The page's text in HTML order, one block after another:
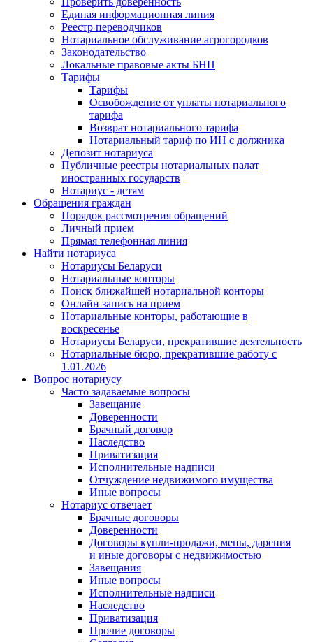
Единая информационная линия
Реестр переводчиков
Нотариальное обслуживание агрогородков
Законодательство
Локальные правовые акты БНП
Тарифы
Тарифы
Освобождение от уплаты нотариального
тарифа
Возврат нотариального тарифа
Нотариальный тариф по ИН с должника
Депозит нотариуса
Публичные реестры нотариальных палат
иностранных государств
Нотариус - детям
Обращения граждан
Порядок рассмотрения обращений
Личный прием
Прямая телефонная линия
Найти нотариуса
Нотариусы Беларуси
Нотариальные конторы
Поиск ближайшей нотариальной конторы
Онлайн запись на прием
Нотариальные конторы, работающие в
воскресенье
Нотариусы Беларуси, прекратившие деятельность
Нотариальные бюро, прекратившие работу с
1.01.2026
Вопрос нотариусу
Часто задаваемые вопросы
Завещание
Доверенности
Брачный договор
Наследство
Приватизация
Исполнительные надписи
Отчуждение недвижимого имущества
Иные вопросы
Нотариус отвечает
Брачные договоры
Доверенности
Договоры купли-продажи, мены, дарения
и иные договоры с недвижимостью
Завещания
Иные вопросы
Исполнительные надписи
Наследство
Приватизация
Прочие договоры